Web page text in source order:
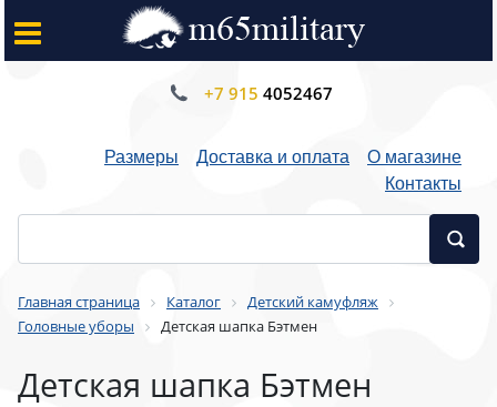
+7 915 4052467
Размеры Доставка и оплата
О магазине
Контакты
Главная страница Каталог
Детский камуфляж
Головные уборы
Детская шапка Бэтмен
Детская шапка Бэтмен